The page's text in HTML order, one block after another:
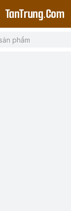
TanTrung.Com